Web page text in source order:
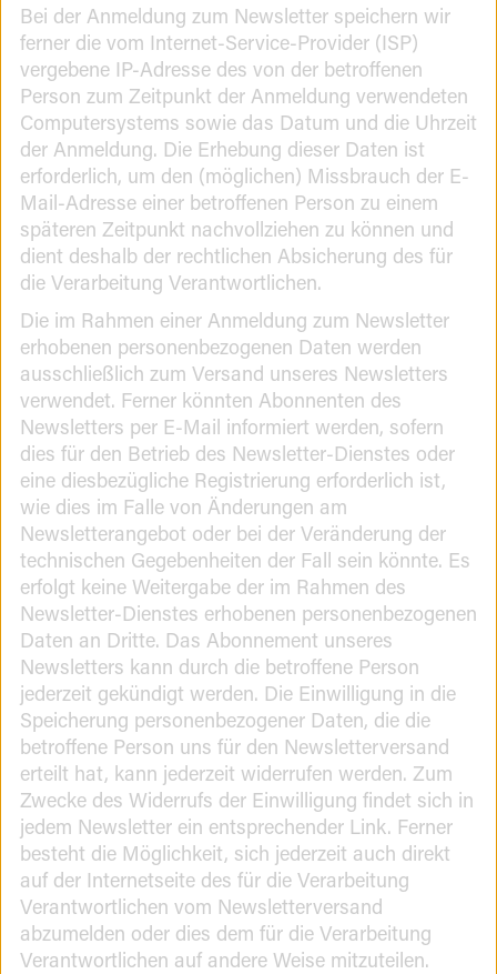
Bei der Anmeldung zum Newsletter speichern wir
ferner die vom Internet-Service-Provider (ISP)
vergebene IP-Adresse des von der betroffenen
Person zum Zeitpunkt der Anmeldung verwendeten
Computersystems sowie das Datum und die Uhrzeit
der Anmeldung. Die Erhebung dieser Daten ist
erforderlich, um den (möglichen) Missbrauch der E-
Mail-Adresse einer betroffenen Person zu einem
späteren Zeitpunkt nachvollziehen zu können und
dient deshalb der rechtlichen Absicherung des für
die Verarbeitung Verantwortlichen.
Die im Rahmen einer Anmeldung zum Newsletter
erhobenen personenbezogenen Daten werden
ausschließlich zum Versand unseres Newsletters
verwendet. Ferner könnten Abonnenten des
Newsletters per E-Mail informiert werden, sofern
dies für den Betrieb des Newsletter-Dienstes oder
eine diesbezügliche Registrierung erforderlich ist,
wie dies im Falle von Änderungen am
Newsletterangebot oder bei der Veränderung der
technischen Gegebenheiten der Fall sein könnte. Es
erfolgt keine Weitergabe der im Rahmen des
Newsletter-Dienstes erhobenen personenbezogenen
Daten an Dritte. Das Abonnement unseres
Newsletters kann durch die betroffene Person
jederzeit gekündigt werden. Die Einwilligung in die
Speicherung personenbezogener Daten, die die
betroffene Person uns für den Newsletterversand
erteilt hat, kann jederzeit widerrufen werden. Zum
Zwecke des Widerrufs der Einwilligung findet sich in
jedem Newsletter ein entsprechender Link. Ferner
besteht die Möglichkeit, sich jederzeit auch direkt
auf der Internetseite des für die Verarbeitung
Verantwortlichen vom Newsletterversand
abzumelden oder dies dem für die Verarbeitung
Verantwortlichen auf andere Weise mitzuteilen.